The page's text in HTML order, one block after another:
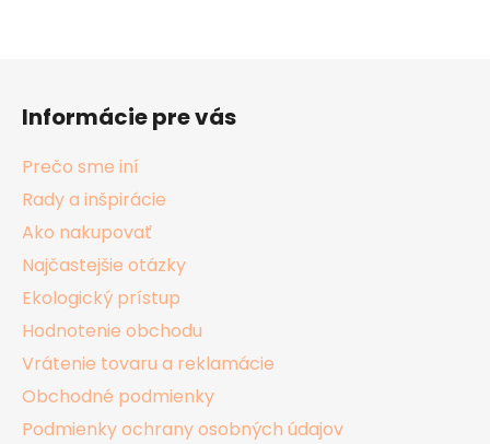
Informácie pre vás
Prečo sme iní
Rady a inšpirácie
Ako nakupovať
Najčastejšie otázky
Ekologický prístup
Hodnotenie obchodu
Vrátenie tovaru a reklamácie
Obchodné podmienky
Podmienky ochrany osobných údajov